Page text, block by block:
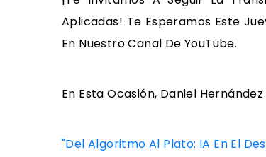
Aplicadas! Te Esperamos Este
En Nuestro Canal De YouTube.
En Esta Ocasión, Daniel
"Del Algoritmo Al Plato: IA En El